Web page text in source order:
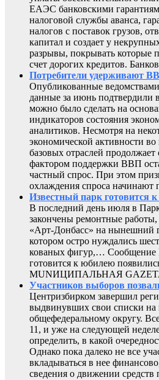
ЕАЭС банковскими
налоговой службы аванса,
налогов с поставок грузов,
капитал и создает у
разрывы, покрывать которые
счет дорогих кредитов.
Потребители удерживают
Опубликованные
данные за июнь подтвердили
можно было сделать на
индикаторов состояния
аналитиков. Несмотря на
экономической активности
базовых отраслей продолжает
фактором поддержки ВВП
частный спрос. При этом
охлаждения спроса начинают
Известный парк готовится
В последний день июля в
закончены ремонтные
«Арт-Донбасс» на нынешний
котором остро нуждались
кованых фигур,… Сообщение
готовится к юбилею
MUNИЦИПАЛЬНАЯ
Участников выборов
Центризбирком завершил
выдвинувших свои списки на
общефедеральному округу.
11, и уже на следующей
определить, в какой
Однако пока далеко не все
вкладываться в нее
сведения о движении